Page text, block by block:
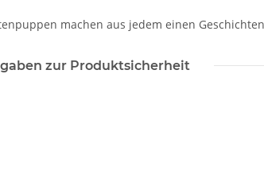
machen aus jedem einen
zur Produktsicherheit